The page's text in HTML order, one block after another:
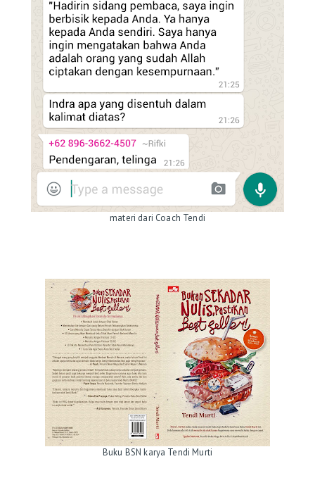
materi dari Coach Tendi
Buku BSN karya Tendi Murti